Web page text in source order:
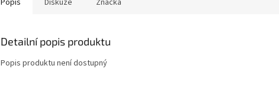
Detailní popis produktu
Popis produktu není dostupný